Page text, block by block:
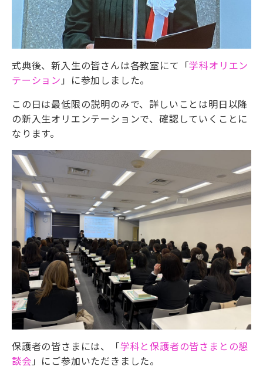
式典後、新入生の皆さんは各教室にて「学科オリエン
テーション 」に参加しました。
この日は最低限の説明のみで、詳しいことは明日以降
の新入生オリエンテーションで、確認していくことに
なります。
保護者の皆さまには、「学科と保護者の皆さまとの懇
談会 」にご参加いただきました。